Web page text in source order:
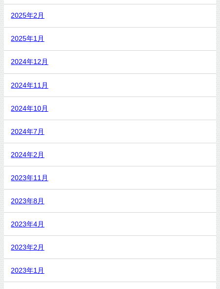
2025年2月
2025年1月
2024年12月
2024年11月
2024年10月
2024年7月
2024年2月
2023年11月
2023年8月
2023年4月
2023年2月
2023年1月